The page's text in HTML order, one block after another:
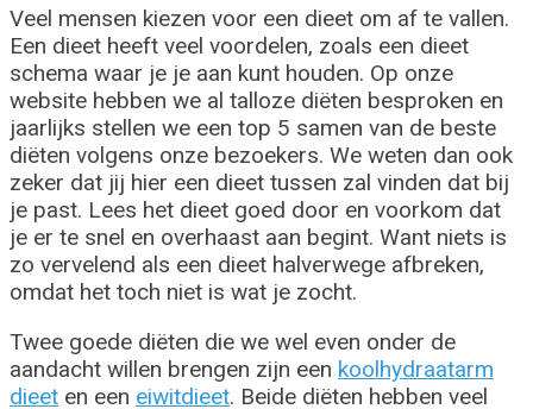
Veel mensen kiezen voor een dieet om af te vallen.
Een dieet heeft veel voordelen, zoals een dieet
schema waar je je aan kunt houden. Op onze
website hebben we al talloze diëten besproken en
jaarlijks stellen we een top 5 samen van de beste
diëten volgens onze bezoekers. We weten dan ook
zeker dat jij hier een dieet tussen zal vinden dat bij
je past. Lees het dieet goed door en voorkom dat
je er te snel en overhaast aan begint. Want niets is
zo vervelend als een dieet halverwege afbreken,
omdat het toch niet is wat je zocht.
Twee goede diëten die we wel even onder de
aandacht willen brengen zijn een koolhydraatarm
dieet en een eiwitdieet. Beide diëten hebben veel